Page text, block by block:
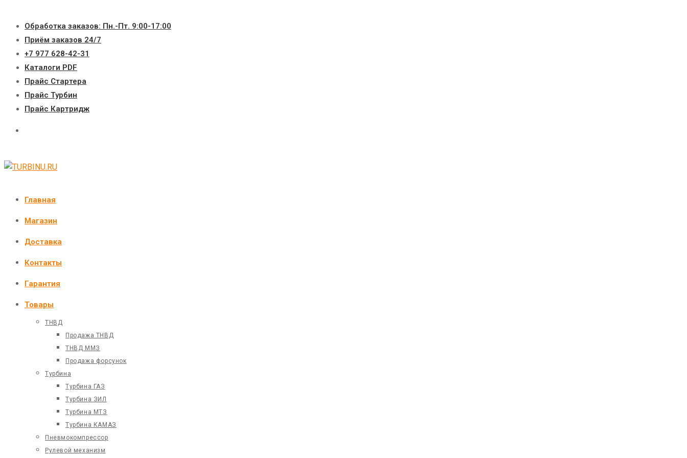
содержимому
Обработка заказов: Пн.-Пт. 9:00-17:00
Приём заказов 24/7
+7 977 628-42-31
Каталоги PDF
Прайс Стартера
Прайс Турбин
Прайс Картридж
Главная
Магазин
Доставка
Контакты
Гарантия
Товары
ТНВД
Продажа ТНВД
ТНВД ММЗ
Продажа форсунок
Турбина
Турбина ГАЗ
Турбина ЗИЛ
Турбина МТЗ
Турбина КАМАЗ
Пневмокомпрессор
Рулевой механизм